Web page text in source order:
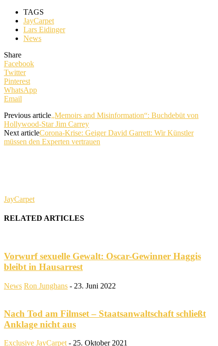
TAGS
JayCarpet
Lars Eidinger
News
Share
Facebook
Twitter
Pinterest
WhatsApp
Email
Previous article„Memoirs and Misinformation“: Buchdebüt von
Hollywood-Star Jim Carrey
Next articleCorona-Krise: Geiger David Garrett: Wir Künstler
müssen den Experten vertrauen
JayCarpet
RELATED ARTICLES
Vorwurf sexuelle Gewalt: Oscar-Gewinner Haggis
bleibt in Hausarrest
News Ron Junghans - 23. Juni 2022
Nach Tod am Filmset – Staatsanwaltschaft schließt
Anklage nicht aus
Exclusive JayCarpet - 25. Oktober 2021